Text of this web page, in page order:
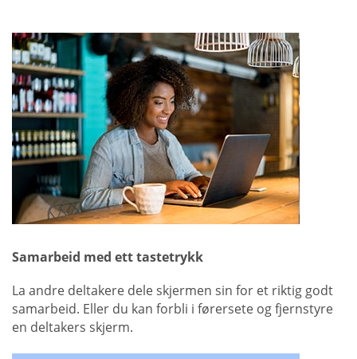
Samarbeid med ett tastetrykk
La andre deltakere dele skjermen sin for et riktig godt
samarbeid. Eller du kan forbli i førersete og fjernstyre
en deltakers skjerm.